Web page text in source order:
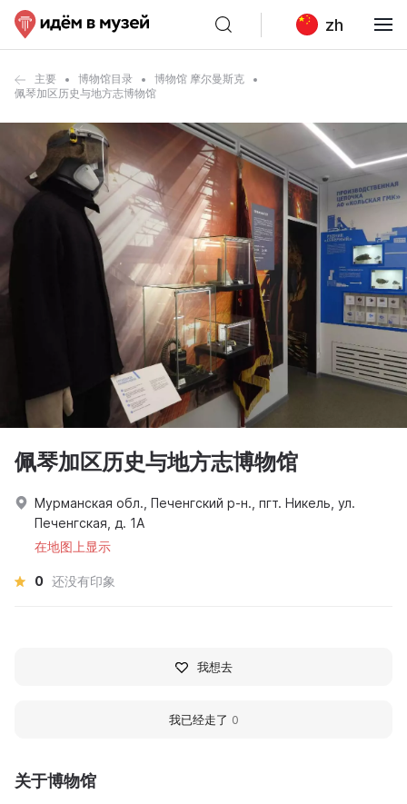
zh
主要 博物馆目录
博物馆 摩尔曼斯克
佩琴加区历史与地方志博物馆
关于博物馆
佩琴加区历史与地方志博物馆
Мурманская обл., Печенгский р-н., пгт. Никель, ул.
Печенгская, д. 1А
在地图上显示
0 还没有印象
我想去
我已经走了 0